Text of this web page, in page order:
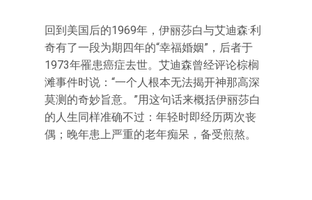
回到美国后的1969年，伊丽莎白与艾迪森·利
奇有了一段为期四年的“幸福婚姻”，后者于
1973年罹患癌症去世。艾迪森曾经评论棕榈
滩事件时说：“一个人根本无法揭开神那高深
莫测的奇妙旨意。”用这句话来概括伊丽莎白
的人生同样准确不过：年轻时即经历两次丧
偶；晚年患上严重的老年痴呆，备受煎熬。